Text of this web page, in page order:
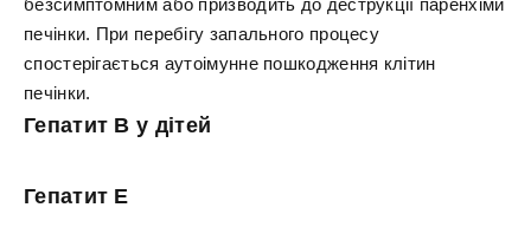
безсимптомним або призводить до деструкції паренхіми
печінки. При перебігу запального процесу
спостерігається аутоімунне пошкодження клітин
печінки.
Гепатит В у дітей
Гепатит Е